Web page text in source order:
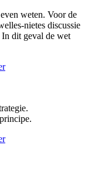
weten. Voor de
nietes discussie
dit geval de wet